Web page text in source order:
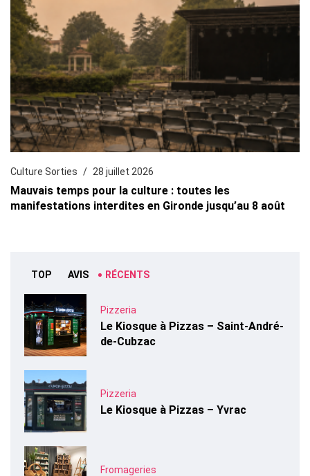
Culture Sorties 28 juillet 2026
Mauvais temps pour la culture : toutes les
manifestations interdites en Gironde jusqu’au 8 août
TOP AVIS RÉCENTS
Pizzeria
Le Kiosque à Pizzas – Saint-André-
de-Cubzac
Pizzeria
Le Kiosque à Pizzas – Yvrac
Fromageries